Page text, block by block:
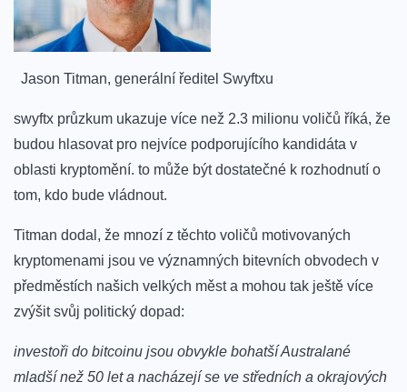
‌ ⁤ Jason Titman, generální ředitel Swyftxu
swyftx průzkum ukazuje více ⁣než 2.3 milionu voličů říká, že
budou hlasovat pro nejvíce podporujícího kandidáta‌ v
oblasti ‌kryptomění. ​to může být dostatečné‌ k rozhodnutí o
tom, kdo bude vládnout.
Titman dodal, že mnozí z těchto voličů ⁢motivovaných
kryptomenami jsou ve významných bitevních obvodech v
předměstích ​našich velkých měst a mohou tak ještě více
zvýšit svůj politický dopad:
investoři⁢ do‍ bitcoinu jsou obvykle bohatší Australané
mladší ​než 50 let a nacházejí se ve středních a okrajových